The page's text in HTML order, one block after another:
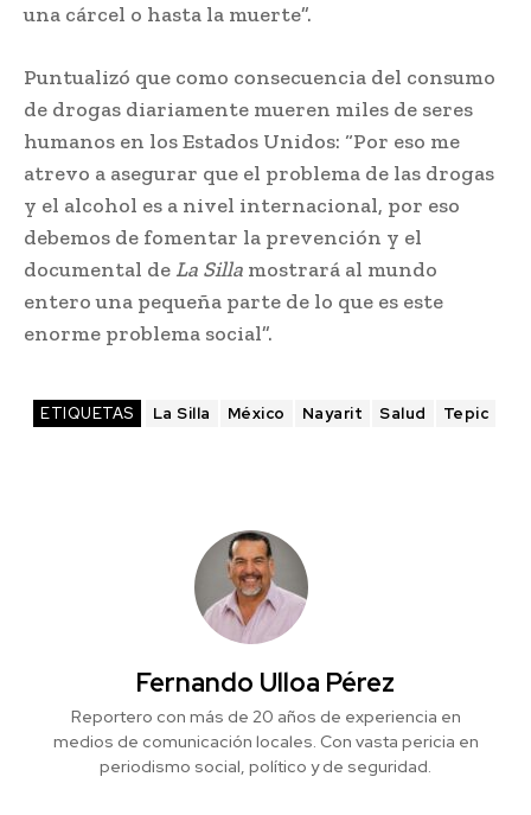
una cárcel o hasta la muerte”.
Puntualizó que como consecuencia del consumo
de drogas diariamente mueren miles de seres
humanos en los Estados Unidos: “Por eso me
atrevo a asegurar que el problema de las drogas
y el alcohol es a nivel internacional, por eso
debemos de fomentar la prevención y el
documental de La Silla mostrará al mundo
entero una pequeña parte de lo que es este
enorme problema social”.
ETIQUETAS La Silla México Nayarit Salud Tepic
Fernando Ulloa Pérez
Reportero con más de 20 años de experiencia en
medios de comunicación locales. Con vasta pericia en
periodismo social, político y de seguridad.